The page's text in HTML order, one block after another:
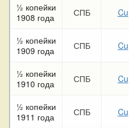
½ копейки
1908 года
СПБ Cu
½ копейки
1909 года
СПБ Cu
½ копейки
1910 года
СПБ Cu
½ копейки
1911 года
СПБ Cu